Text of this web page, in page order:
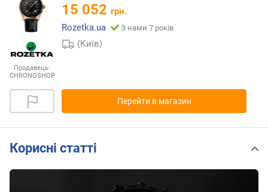
Продавець:
CHRONOSHOP
15 052 грн.
Rozetka.ua
З нами 7 років
(Київ)
Перейти в магазин
Корисні статті